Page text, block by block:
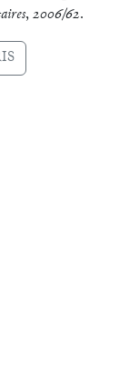
,2006/62.